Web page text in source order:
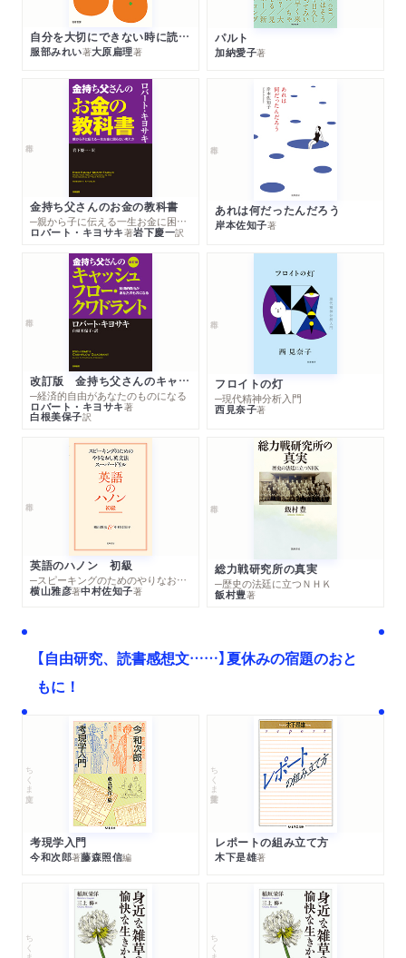
自分を大切にできない時に読む本
服部みれい著大原扁理著
パルト
加納愛子著
金持ち父さんのお金の教科書
─親から子に伝える一生お金に困らない考え方
ロバート・キヨサキ著岩下慶一訳
あれは何だったんだろう
岸本佐知子著
改訂版 金持ち父さんのキャッシュフロー・クワドラント
─経済的自由があなたのものになる
ロバート・キヨサキ著
白根美保子訳
フロイトの灯
─現代精神分析入門
西見奈子著
英語のハノン 初級
─スピーキングのためのやりなおし英文法スーパードリル
横山雅彦著中村佐知子著
総力戦研究所の真実
─歴史の法廷に立つＮＨＫ
飯村豊著
【自由研究、読書感想文……】夏休みの宿題のおと
もに！
ちくま文庫
考現学入門
今和次郎著藤森照信編
ちくま学芸文庫
レポートの組み立て方
木下是雄著
ちくま文庫 ちくま文庫